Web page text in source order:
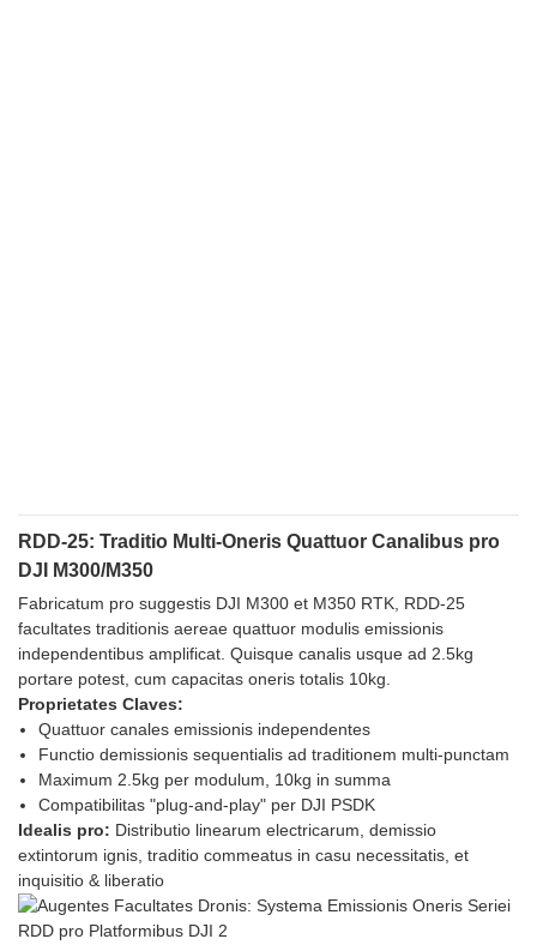
RDD-25: Traditio Multi-Oneris Quattuor Canalibus pro
DJI M300/M350
Fabricatum pro suggestis DJI M300 et M350 RTK, RDD-25
facultates traditionis aereae quattuor modulis emissionis
independentibus amplificat. Quisque canalis usque ad 2.5kg
portare potest, cum capacitas oneris totalis 10kg.
Proprietates Claves:
Quattuor canales emissionis independentes
Functio demissionis sequentialis ad traditionem multi-punctam
Maximum 2.5kg per modulum, 10kg in summa
Compatibilitas "plug-and-play" per DJI PSDK
Idealis pro: Distributio linearum electricarum, demissio
extintorum ignis, traditio commeatus in casu necessitatis, et
inquisitio & liberatio